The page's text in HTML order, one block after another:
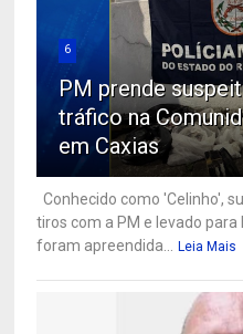
6
PM prende
tráfico na
em Caxias
Conhecido como 'Celinho',
tiros com a PM e levado
foram apreendida...
Leia Mais